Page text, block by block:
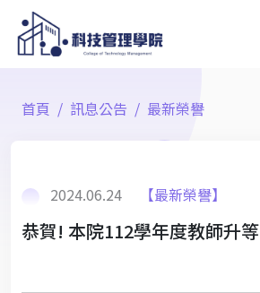
首頁 訊息公告 最新榮譽
2024.06.24 【最新榮譽】
恭賀! 本院112學年度教師升等